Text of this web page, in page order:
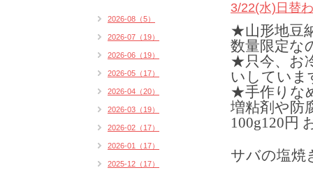
3/22(水)日替
★山形地豆
数量限定な
★只今、お
いしていま
★手作りな
増粘剤や防
100g120円
サバの塩焼
2026-08（5）
2026-07（19）
2026-06（19）
2026-05（17）
2026-04（20）
2026-03（19）
2026-02（17）
2026-01（17）
2025-12（17）